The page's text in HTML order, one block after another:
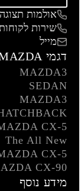
אולמות תצוגה
שירות לקוחות
מייל
דגמי MAZDA
MAZDA3
SEDAN
MAZDA3
HATCHBACK
MAZDA CX-5
The All New
MAZDA CX-5
MAZDA CX-90
מידע נוסף